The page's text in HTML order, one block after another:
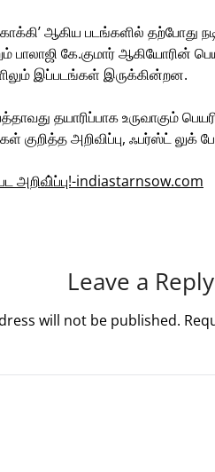
‘காக்கி’ ஆகிய படங்களில்
கே.குமார் ஆகியோரின்
இப்படங்கள் இருக்கின்றன.
தயாரிப்பாக உருவாகும்
குறித்த அறிவிப்பு, ஃபர்ஸ்ட்
Leave a Reply
will not be published.